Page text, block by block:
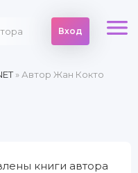
Вход
» Автор Жан Кокто
книги автора